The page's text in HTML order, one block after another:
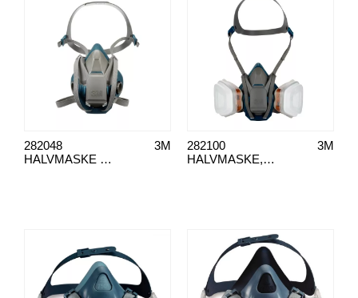
HALVMASKE 3M 6502QL STOR
3M
282048
HALVMASKE, 3M 6502QLPRO A2P3
3M
282100